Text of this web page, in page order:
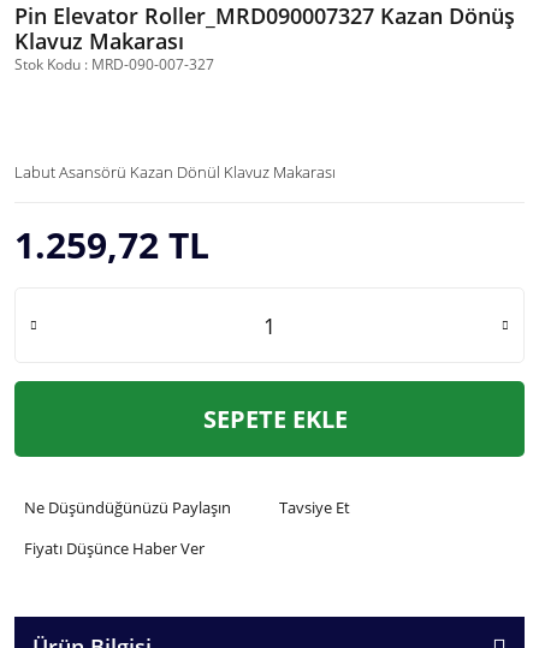
Pin Elevator Roller_MRD090007327 Kazan Dönüş
Klavuz Makarası
Stok Kodu : MRD-090-007-327
Labut Asansörü Kazan Dönül Klavuz Makarası
1.259,72 TL
SEPETE EKLE
Ne Düşündüğünüzü Paylaşın
Tavsiye Et
Fiyatı Düşünce Haber Ver